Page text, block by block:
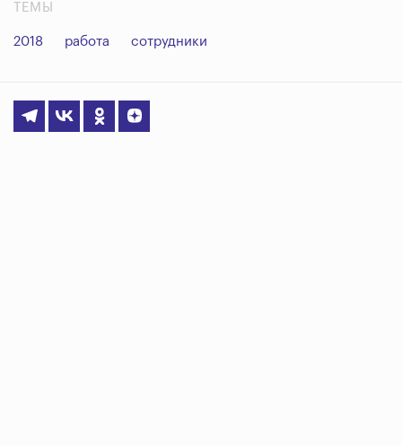
ТЕМЫ
2018 работа сотрудники